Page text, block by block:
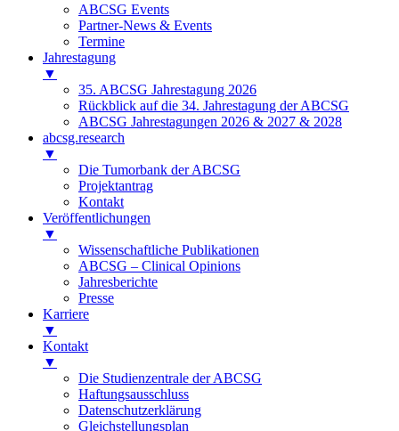
ABCSG Events
Partner-News & Events
Termine
Jahrestagung
▼
35. ABCSG Jahrestagung 2026
Rückblick auf die 34. Jahrestagung der ABCSG
ABCSG Jahrestagungen 2026 & 2027 & 2028
abcsg.research
▼
Die Tumorbank der ABCSG
Projektantrag
Kontakt
Veröffentlichungen
▼
Wissenschaftliche Publikationen
ABCSG – Clinical Opinions
Jahresberichte
Presse
Karriere
▼
Kontakt
▼
Die Studienzentrale der ABCSG
Haftungsausschluss
Datenschutzerklärung
Gleichstellungsplan